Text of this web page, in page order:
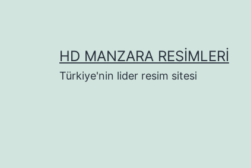
HD MANZARA RESIMLERI
Türkiye'nin lider resim sitesi